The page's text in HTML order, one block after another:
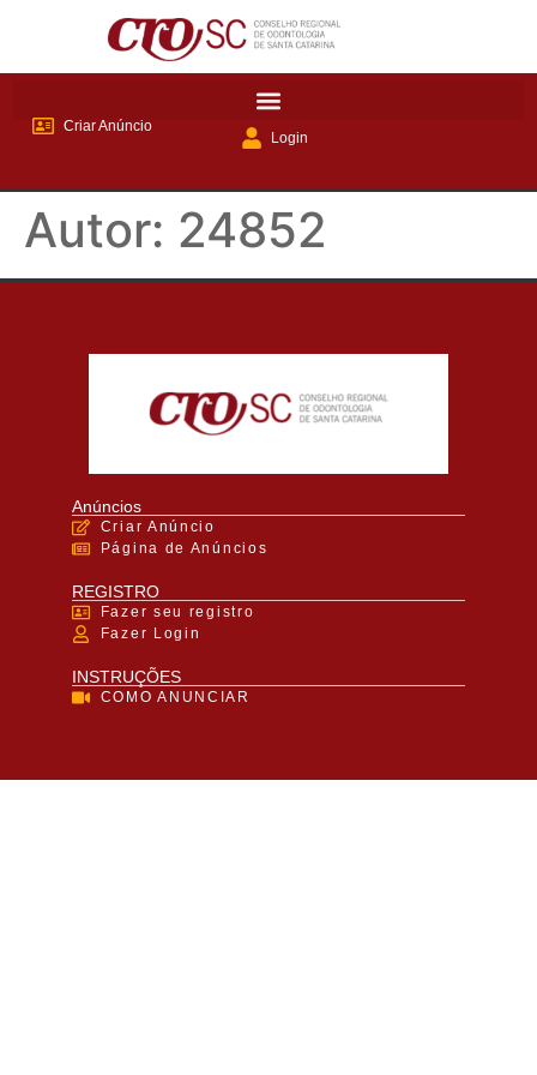
Criar Anúncio
Login
Autor: 24852
Anúncios
Criar Anúncio
Página de Anúncios
REGISTRO
Fazer seu registro
Fazer Login
INSTRUÇÕES
COMO ANUNCIAR